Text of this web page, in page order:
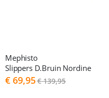
Mephisto
Slippers D.Bruin Nordine
As
low
€ 69,95€ 139,95